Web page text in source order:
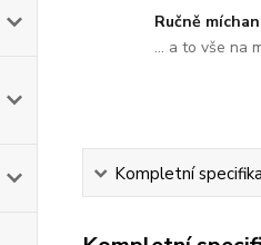
Ručně
... a to vše na
Kompletní